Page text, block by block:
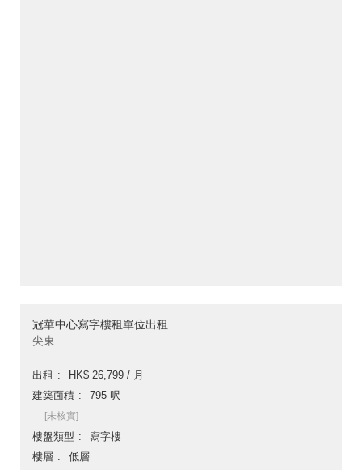
冠華中心寫字樓租單位出租
尖東
出租
HK$ 26,799 / 月
建築面積
795 呎
[未核實]
樓盤類型
寫字樓
樓層
低層